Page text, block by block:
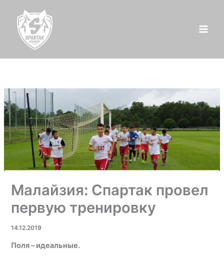
содержимому
Малайзия: Спартак провел
первую тренировку
14.12.2019
Поля – идеальные.